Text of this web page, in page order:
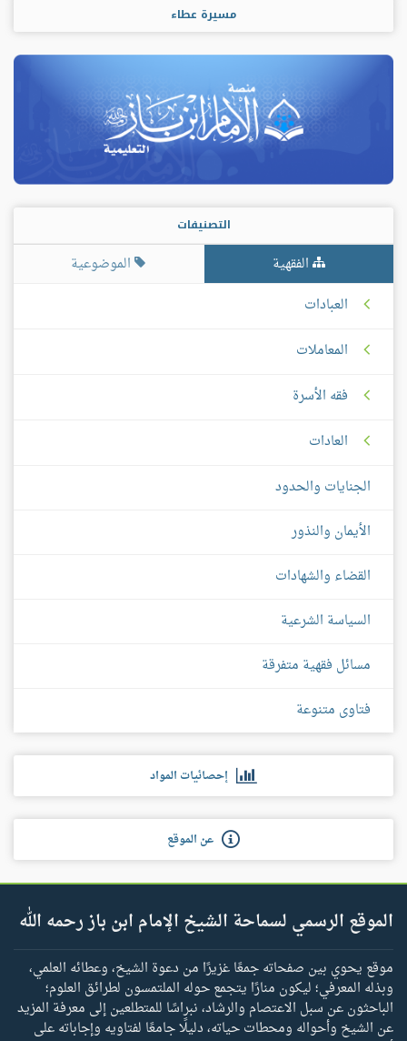
مسيرة عطاء
التصنيفات
الفقهية
الموضوعية
العبادات
المعاملات
فقه الأسرة
العادات
الجنايات والحدود
الأيمان والنذور
القضاء والشهادات
السياسة الشرعية
مسائل فقهية متفرقة
فتاوى متنوعة
إحصائيات المواد
عن الموقع
الموقع الرسمي لسماحة الشيخ الإمام ابن باز رحمه الله
موقع يحوي بين صفحاته جمعًا غزيرًا من دعوة الشيخ، وعطائه العلمي،
وبذله المعرفي؛ ليكون منارًا يتجمع حوله الملتمسون لطرائق العلوم؛
الباحثون عن سبل الاعتصام والرشاد، نبراسًا للمتطلعين إلى معرفة المزيد
عن الشيخ وأحواله ومحطات حياته، دليلًا جامعًا لفتاويه وإجاباته على